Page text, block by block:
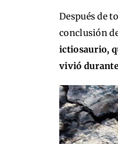
Después de
conclusión
ictiosaurio,
vivió